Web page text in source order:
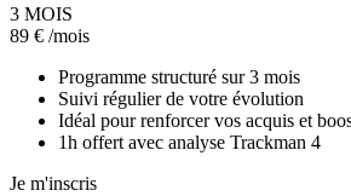
3 MOIS
89 € /mois
Programme structuré sur 3 mois
Suivi régulier de votre évolution
Idéal pour renforcer vos acquis et
1h offert avec analyse Trackman 4
Je m'inscris